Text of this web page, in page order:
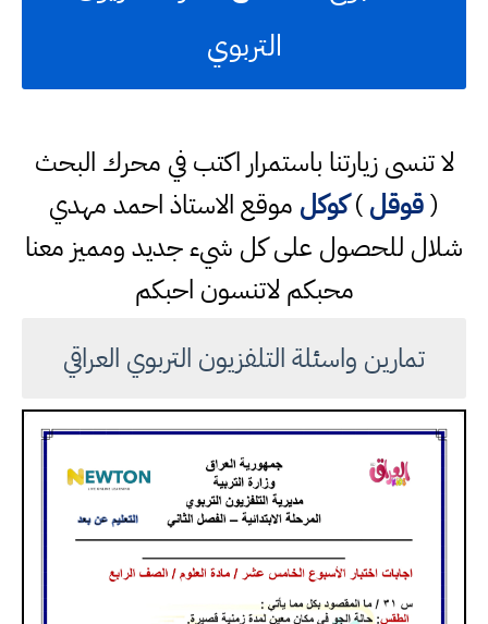
التربوي
لا تنسى زيارتنا باستمرار اكتب في محرك البحث
(قوقل)كوكل موقع الاستاذ احمد مهدي
شلال للحصول على كل شيء جديد ومميز معنا
محبكم لاتنسون احبكم
تمارين واسئلة التلفزيون التربوي العراقي